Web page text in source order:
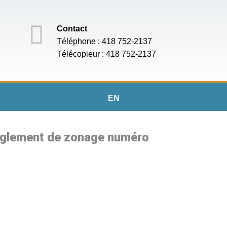
Contact
Téléphone : 418 752-2137
Télécopieur : 418 752-2137
EN
de zonage numéro